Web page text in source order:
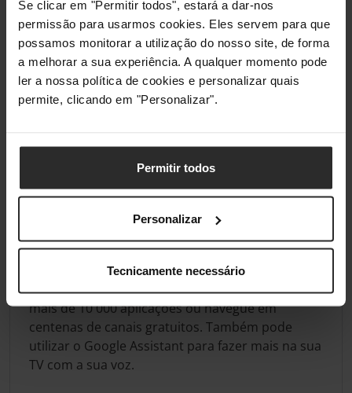
Se clicar em "Permitir todos", estará a dar-nos
permissão para usarmos cookies. Eles servem para que
possamos monitorar a utilização do nosso site, de forma
a melhorar a sua experiência. A qualquer momento pode
ler a nossa política de cookies e personalizar quais
permite, clicando em "Personalizar".
Permitir todos
Personalizar
Tecnicamente necessário
Partilhar com a TV
Clique, transmita, desfrute Mudar de dispositivos
é algo do passado. A função Partilhar com a TV
da Hisense transmite o seu conteúdo favorito do
seu dispositivo diretamente para a sua TV.
O entretenimento que adora. Com uma ajudinha
do Google. A Google TV™ reúne filmes, séries e
organiza-os apenas para si. Obtenha
recomendações selecionadas, utilize a poderosa
pesquisa do Google para encontrar séries em
mais de 10 000 aplicações ou navegue em
centenas de canais gratuitos. Também pode
utilizar o Google Assistant para fazer mais na sua
TV com a sua voz.